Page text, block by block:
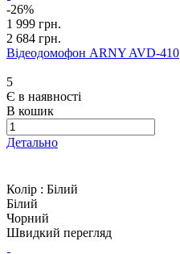
-26%
1 999 грн.
2 684 грн.
Відеодомофон ARNY AVD-410
5
Є в наявності
В кошик
Детально
Колір : Білий
Білий
Чорний
Швидкий перегляд